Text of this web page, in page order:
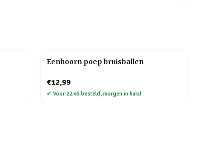
Eenhoorn poep bruisballen
€12,99
✔ Voor 22:45 besteld, morgen in huis!